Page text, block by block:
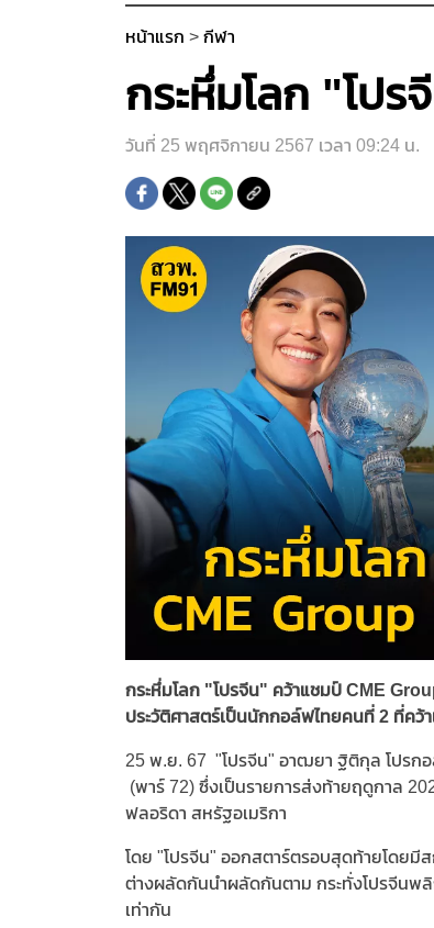
หน้าแรก > กีฬา
กระหึ่มโลก "โป
วันที่ 25 พฤศจิกายน 2567 เวลา 09:24 น.
กระหึ่มโลก "โปรจีน" คว้าแชมป์ CME
ประวัติศาสตร์เป็นนักกอล์ฟไทยคนที่ 2 ที่ค
25 พ.ย. 67 "โปรจีน" อาฒยา ฐิติกุล โปรก
(พาร์ 72) ซึ่งเป็นรายการส่งท้ายฤดูกาล
ฟลอริดา สหรัฐอเมริกา
โดย "โปรจีน" ออกสตาร์ตรอบสุดท้ายโดยมี
ต่างผลัดกันนำผลัดกันตาม กระทั่งโปรจีนพ
เท่ากัน